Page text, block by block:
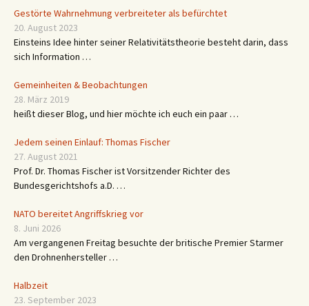
Gestörte Wahrnehmung verbreiteter als befürchtet
20. August 2023
Einsteins Idee hinter seiner Relativitätstheorie besteht darin, dass
sich Information …
Gemeinheiten & Beobachtungen
28. März 2019
heißt dieser Blog, und hier möchte ich euch ein paar …
Jedem seinen Einlauf: Thomas Fischer
27. August 2021
Prof. Dr. Thomas Fischer ist Vorsitzender Richter des
Bundesgerichtshofs a.D. …
NATO bereitet Angriffskrieg vor
8. Juni 2026
Am vergangenen Freitag besuchte der britische Premier Starmer
den Drohnenhersteller …
Halbzeit
23. September 2023